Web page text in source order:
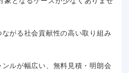
がる社会貢献性の高い取り組み
ルが幅広い、無料見積・明朗会